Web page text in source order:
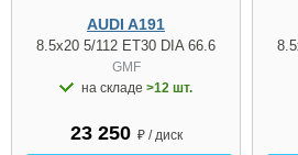
AUDI A191
8.5x20 5/112 ET30 DIA 66.6
GMF
на складе >12 шт.
23 250 ₽ / диск